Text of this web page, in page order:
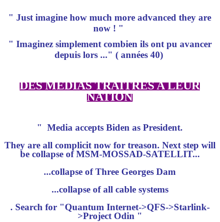
" Just imagine how much more advanced they are
now ! "
" Imaginez simplement combien ils ont pu avancer
depuis lors ..." ( années 40)
DES MÉDIAS TRAITRES A LEUR
NATION
" Media accepts Biden as President.
They are all complicit now for treason. Next step will
be collapse of MSM-MOSSAD-SATELLIT...
...collapse of Three Georges Dam
...collapse of all cable systems
. Search for "Quantum Internet->QFS->Starlink-
>Project Odin "